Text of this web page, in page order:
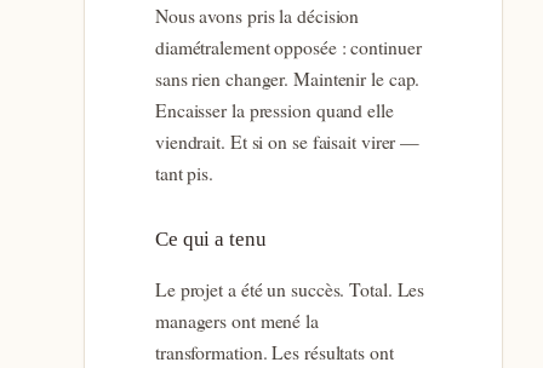
Nous avons pris la décision
diamétralement opposée : continuer
sans rien changer. Maintenir le cap.
Encaisser la pression quand elle
viendrait. Et si on se faisait virer —
tant pis.
Ce qui a tenu
Le projet a été un succès. Total. Les
managers ont mené la
transformation. Les résultats ont